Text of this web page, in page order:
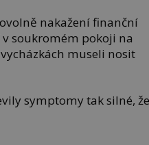
nakažení finanční
soukromém pokoji na
museli nosit
symptomy tak silné,